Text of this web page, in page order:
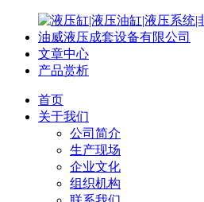
文章中心
产品赏析
首页
关于我们
公司简介
生产现场
企业文化
组织机构